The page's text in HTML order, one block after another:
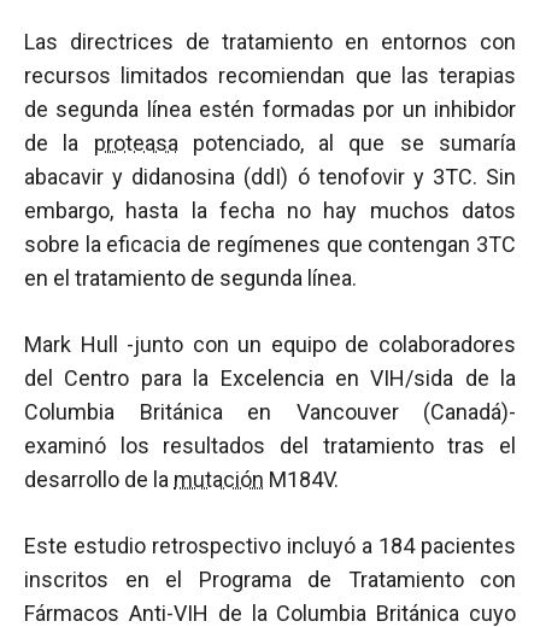
Las directrices de tratamiento en entornos con
recursos limitados recomiendan que las terapias
de segunda línea estén formadas por un inhibidor
de la proteasa potenciado, al que se sumaría
abacavir y didanosina (ddI) ó tenofovir y 3TC. Sin
embargo, hasta la fecha no hay muchos datos
sobre la eficacia de regímenes que contengan 3TC
en el tratamiento de segunda línea.
Mark Hull -junto con un equipo de colaboradores
del Centro para la Excelencia en VIH/sida de la
Columbia Británica en Vancouver (Canadá)-
examinó los resultados del tratamiento tras el
desarrollo de la mutación M184V.
Este estudio retrospectivo incluyó a 184 pacientes
inscritos en el Programa de Tratamiento con
Fármacos Anti-VIH de la Columbia Británica cuyo